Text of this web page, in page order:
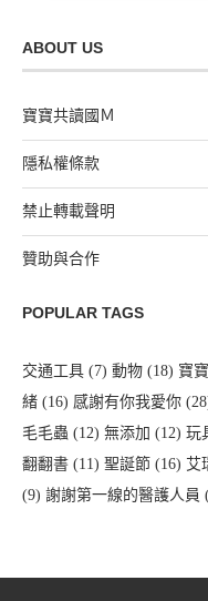
ABOUT US
寶寶共讀國Ｍ
隱私權條款
禁止轉載聲明
贊助與合作
POPULAR TAGS
交通工具 (7) 動物 (18) 寶
緒 (16) 感謝有你我愛你
毛毛蟲 (12) 無添加 (12) 玩
翻翻書 (11) 聖誕節 (16) 艾
(9) 謝謝第一線的醫護人員